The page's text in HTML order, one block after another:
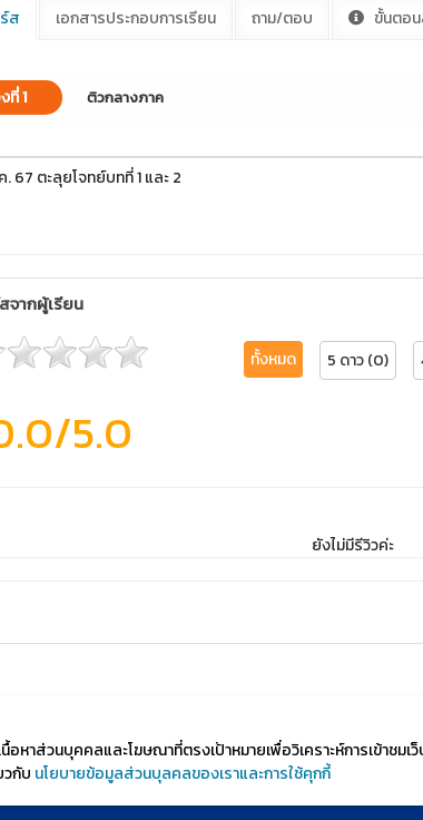
ส เอกสารประกอบการเรียน ถาม/ตอบ ขั้นตอ
ที่ 1 ติวกลางภาค
67 ตะลุยโจทย์บทที่ 1 และ 2
จากผู้เรียน
/5.0
ทั้งหมด 5 ดาว (0)
ยังไม่มีรีวิวค่ะ
ส่วนบุคคลและโฆษณาที่ตรงเป้าหมายเพื่อวิเคราะห์การเข้าชมเว็
วกับ นโยบายข้อมูลส่วนบุลคลของเราและการใช้คุกกี้